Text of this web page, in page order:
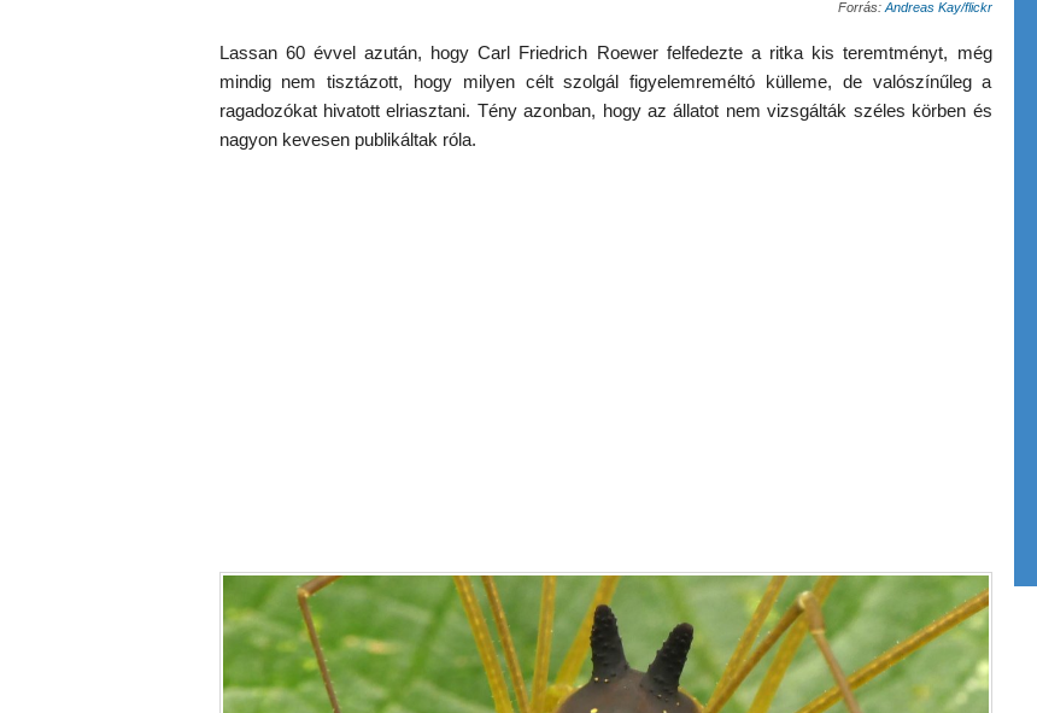
Forrás: Andreas Kay/flickr
Lassan 60 évvel azután, hogy Carl Friedrich Roewer felfedezte a ritka kis teremtményt, még
mindig nem tisztázott, hogy milyen célt szolgál figyelemreméltó külleme, de valószínűleg a
ragadozókat hivatott elriasztani. Tény azonban, hogy az állatot nem vizsgálták széles körben és
nagyon kevesen publikáltak róla.